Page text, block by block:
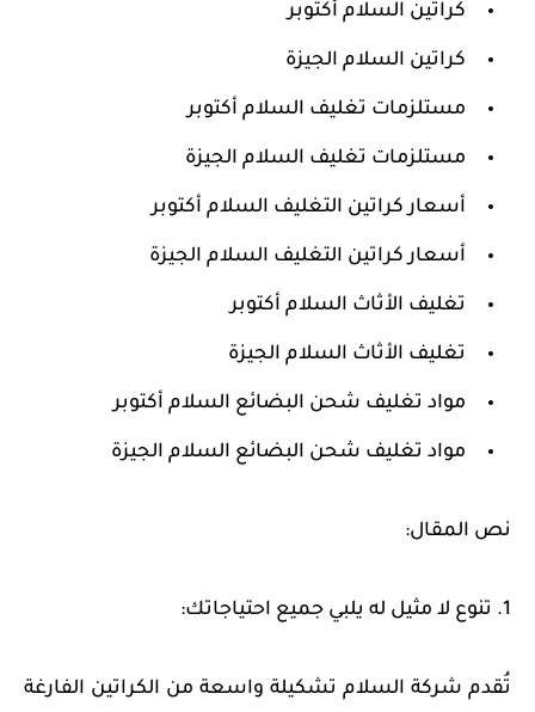
كراتين السلام أكتوبر
كراتين السلام الجيزة
مستلزمات تغليف السلام أكتوبر
مستلزمات تغليف السلام الجيزة
أسعار كراتين التغليف السلام أكتوبر
أسعار كراتين التغليف السلام الجيزة
تغليف الأثاث السلام أكتوبر
تغليف الأثاث السلام الجيزة
مواد تغليف شحن البضائع السلام أكتوبر
مواد تغليف شحن البضائع السلام الجيزة
نص المقال:
1. تنوع لا مثيل له يلبي جميع احتياجاتك:
تُقدم شركة السلام تشكيلة واسعة من الكراتين الفارغة